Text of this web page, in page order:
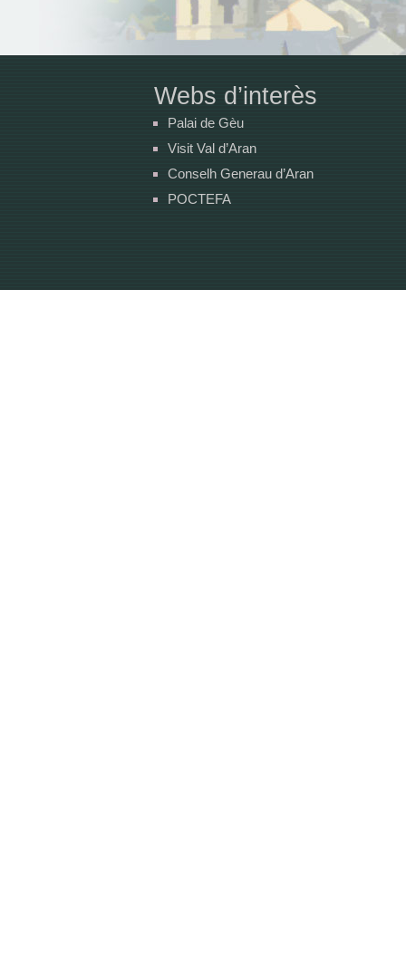
Webs d’interès
Palai de Gèu
Visit Val d’Aran
Conselh Generau d’Aran
POCTEFA